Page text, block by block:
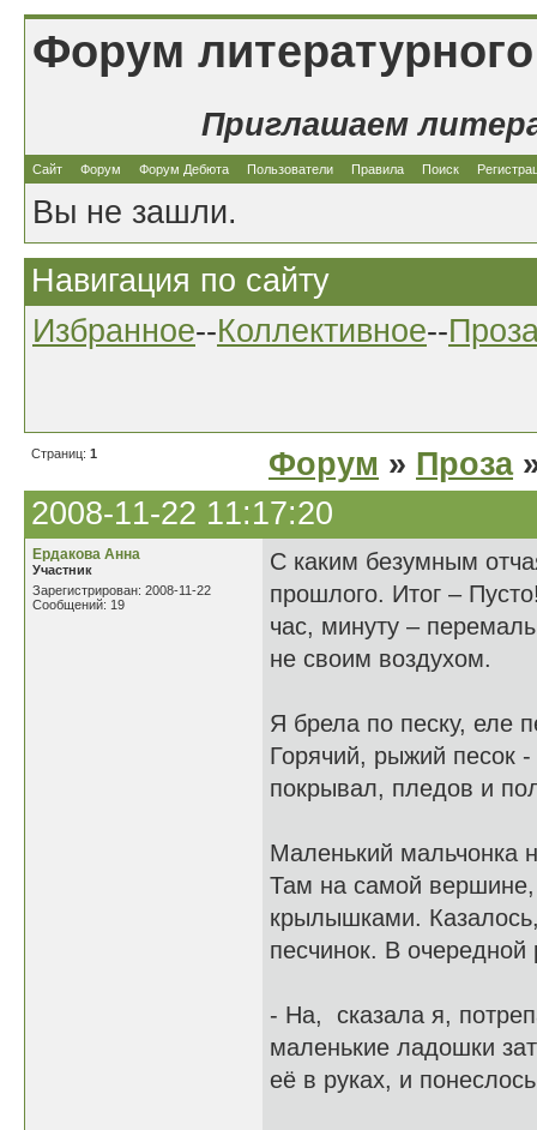
Форум
Приглашаем
Сайт Форум Форум Дебюта Пользователи Правила Поиск
Вы не зашли.
Навигация по сайту
Избранное--Коллективное--
Страниц: 1 Форум » Проза
2008-11-22 11:17:20
Ердакова Анна
Участник
Зарегистрирован: 2008-11-22
Сообщений: 19
С каким безумным
прошлого. Итог –
час, минуту –
не своим воздухом.
Я брела по песку, еле
Горячий, рыжий песок
покрывал, пледов и
Маленький мальчонка
Там на самой
крылышками.
песчинок. В очередной
- На, сказала я,
маленькие ладошки
её в руках, и